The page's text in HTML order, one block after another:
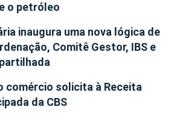
o petróleo
inaugura uma nova lógica de
Comitê Gestor, IBS e
comércio solicita à Receita
da CBS